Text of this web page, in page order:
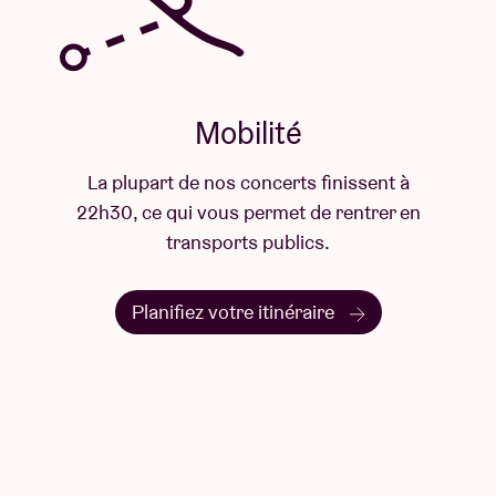
Evanescence, Iron Maiden, et bien d’autres
surprises… dont la présence sur scène d'
Un show vibrant, organique et électrisant, qui
transcende les frontières du chant choral
traditionnel et vous emporte dans une véritable
aventure musicale et humaine.
vos places dès maintenant et rejoignez la révolution
Mobilité
La plupart de nos concerts finissent à
22h30, ce qui vous permet de rentrer en
transports publics.
Planifiez votre itinéraire